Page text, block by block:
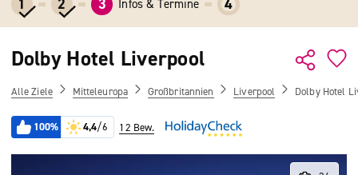
1 2 3 Infos & Termine 4
Dolby Hotel Liverpool
Alle Ziele Mitteleuropa Großbritannien Liverpool Dolby Hotel
100% 4,4/6 12 Bew.